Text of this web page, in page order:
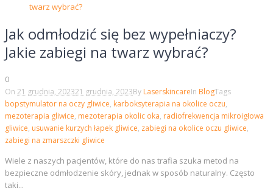
Jak odmłodzić się bez wypełniaczy?
Jakie zabiegi na twarz wybrać?
0
On 21 grudnia, 202321 grudnia, 2023By LaserskincareIn BlogTags
bopstymulator na oczy gliwice, karboksyterapia na okolice oczu,
mezoterapia gliwice, mezoterapia okolic oka, radiofrekwencja mikroigłowa
gliwice, usuwanie kurzych łapek gliwice, zabiegi na okolice oczu gliwice,
zabiegi na zmarszczki gliwice
Wiele z naszych pacjentów, które do nas trafia szuka metod na
bezpieczne odmłodzenie skóry, jednak w sposób naturalny. Często
taki...